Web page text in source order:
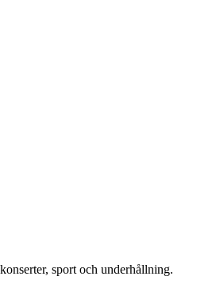
sport och underhållning.